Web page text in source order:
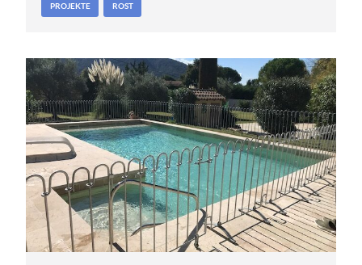
PROJEKTE ROST